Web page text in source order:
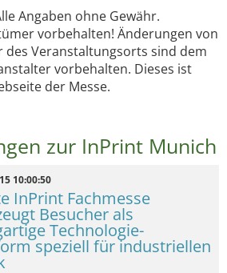
Angaben ohne Gewähr.
vorbehalten! Änderungen von
des Veranstaltungsorts sind dem
vorbehalten. Dieses ist
der Messe.
zur InPrint Munich
10:00:50
InPrint Fachmesse
Besucher als
Technologie-
speziell für industriellen